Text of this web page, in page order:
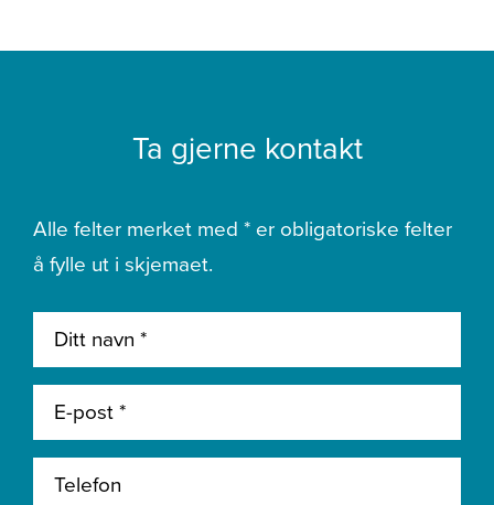
Ta gjerne kontakt
Alle felter merket med * er obligatoriske felter
å fylle ut i skjemaet.